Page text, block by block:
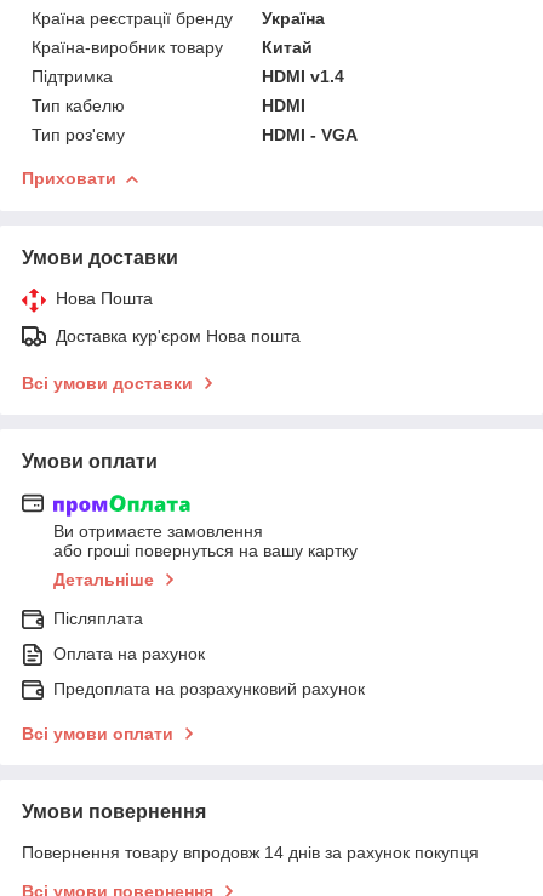
Країна реєстрації бренду
Україна
Країна-виробник товару
Китай
Підтримка
HDMI v1.4
Тип кабелю
HDMI
Тип роз'єму
HDMI - VGA
Приховати
Умови доставки
Нова Пошта
Доставка кур'єром Нова пошта
Всі умови доставки
Умови оплати
Ви отримаєте замовлення
або гроші повернуться на вашу картку
Детальніше
Післяплата
Оплата на рахунок
Предоплата на розрахунковий рахунок
Всі умови оплати
Умови повернення
Повернення товару впродовж 14 днів за рахунок покупця
Всі умови повернення